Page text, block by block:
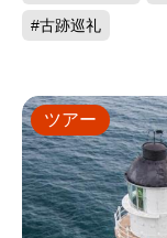
#古跡巡礼
ツアー